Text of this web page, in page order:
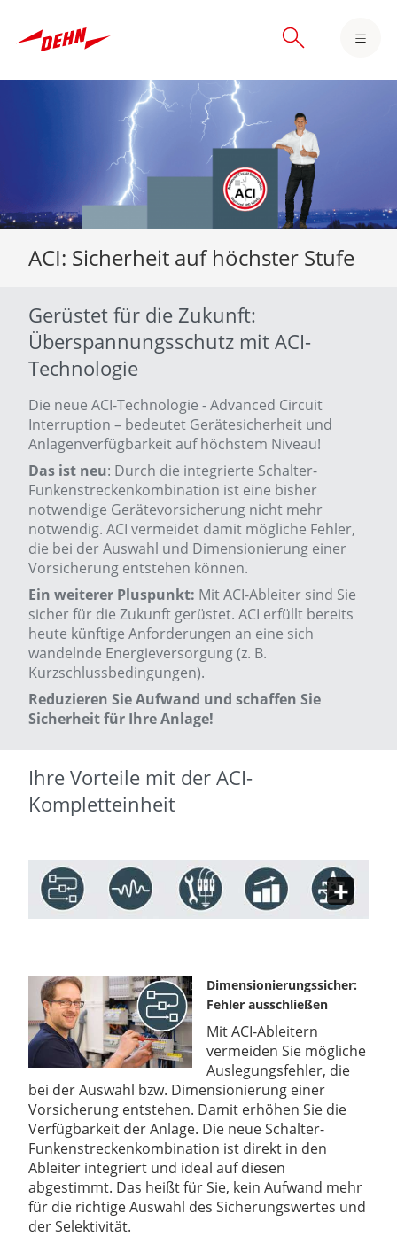
ACI: Sicherheit auf höchster Stufe
Gerüstet für die Zukunft:
Überspannungsschutz mit ACI-
Technologie
Die neue ACI-Technologie - Advanced Circuit
Interruption – bedeutet Gerätesicherheit und
Anlagenverfügbarkeit auf höchstem Niveau!
Das ist neu: Durch die integrierte Schalter-
Funkenstreckenkombination ist eine bisher
notwendige Gerätevorsicherung nicht mehr
notwendig. ACI vermeidet damit mögliche Fehler,
die bei der Auswahl und Dimensionierung einer
Vorsicherung entstehen können.
Ein weiterer Pluspunkt: Mit ACI-Ableiter sind Sie
sicher für die Zukunft gerüstet. ACI erfüllt bereits
heute künftige Anforderungen an eine sich
wandelnde Energieversorgung (z. B.
Kurzschlussbedingungen).
Reduzieren Sie Aufwand und schaffen Sie
Sicherheit für Ihre Anlage!
Ihre Vorteile mit der ACI-
Kompletteinheit
Dimensionierungssicher:
Fehler ausschließen
Mit ACI-Ableitern
vermeiden Sie mögliche
Auslegungsfehler, die
bei der Auswahl bzw. Dimensionierung einer
Vorsicherung entstehen. Damit erhöhen Sie die
Verfügbarkeit der Anlage. Die neue Schalter-
Funkenstreckenkombination ist direkt in den
Ableiter integriert und ideal auf diesen
abgestimmt. Das heißt für Sie, kein Aufwand mehr
für die richtige Auswahl des Sicherungswertes und
der Selektivität.